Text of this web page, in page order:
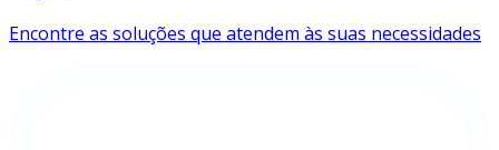
Encontre as soluções que atendem às suas necessidades